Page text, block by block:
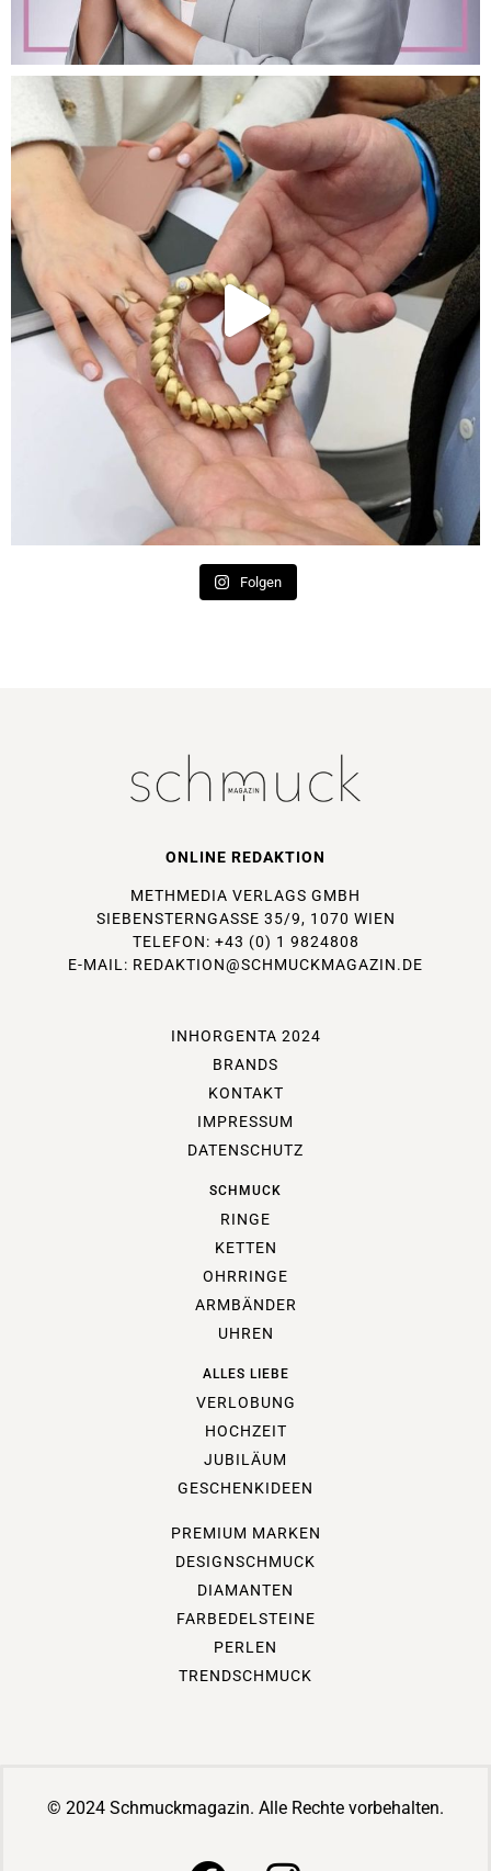
Folgen
ONLINE REDAKTION
METHMEDIA VERLAGS GMBH
SIEBENSTERNGASSE 35/9, 1070 WIEN
TELEFON: +43 (0) 1 9824808
E-MAIL: REDAKTION@SCHMUCKMAGAZIN.DE
INHORGENTA 2024
BRANDS
KONTAKT
IMPRESSUM
DATENSCHUTZ
SCHMUCK
RINGE
KETTEN
OHRRINGE
ARMBÄNDER
UHREN
ALLES LIEBE
VERLOBUNG
HOCHZEIT
JUBILÄUM
GESCHENKIDEEN
PREMIUM MARKEN
DESIGNSCHMUCK
DIAMANTEN
FARBEDELSTEINE
PERLEN
TRENDSCHMUCK
© 2024 Schmuckmagazin. Alle Rechte vorbehalten.